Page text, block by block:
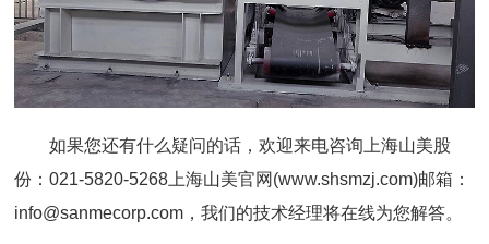
如果您还有什么疑问的话，欢迎来电咨询 上海山美股
份 ：021-5820-5268 上海山美官网(www.shsmzj.com)邮箱：
info@sanmecorp.com，我们的技术经理将在线为您解答。